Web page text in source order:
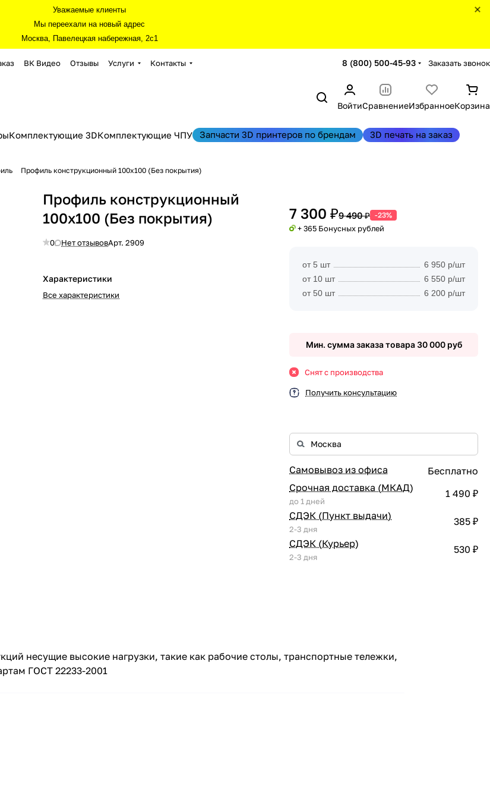
Уважаемые клиенты
Мы переехали на новый адрес
Москва, Павелецкая набережная, 2с1
ВК Видео Отзывы Услуги Контакты 8 (800) 500-45-93 Заказать звонок
ВойтиСравнениеИзбранноеКорзина
Комплектующие 3DКомплектующие ЧПУ Запчасти 3D принтеров по брендам 3D печать на заказ
Профиль конструкционный 100х100 (Без покрытия)
Профиль конструкционный
100х100 (Без покрытия)
0 Нет отзывовАрт.2909
Характеристики
Все характеристики
7 300 ₽9 490 ₽ -23%
+ 365 Бонусных рублей
от 5 шт
6 950 р/шт
от 10 шт
6 550 р/шт
от 50 шт
6 200 р/шт
Мин. сумма заказа товара 30 000 руб
Снят с производства
Получить консультацию
Самовывоз из офиса
Бесплатно
Срочная доставка (МКАД)
до 1 дней
1 490 ₽
СДЭК (Пункт выдачи)
2-3 дня
385 ₽
СДЭК (Курьер)
2-3 дня
530 ₽
несущие высокие нагрузки, такие как рабочие столы, транспортные тележки,
ГОСТ 22233-2001